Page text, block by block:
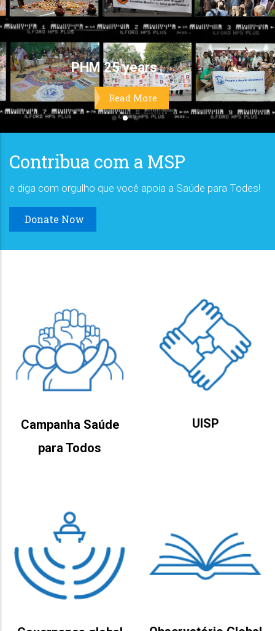
Contribua com a MSP
e diga com orgulho que você apoia a Saúde para Todes!
Donate Now
Campanha Saúde
para Todos
UISP